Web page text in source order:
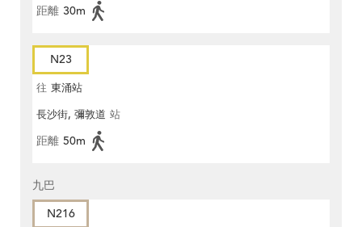
距離 30m
N23
往 東涌站
長沙街, 彌敦道 站
距離 50m
九巴
N216